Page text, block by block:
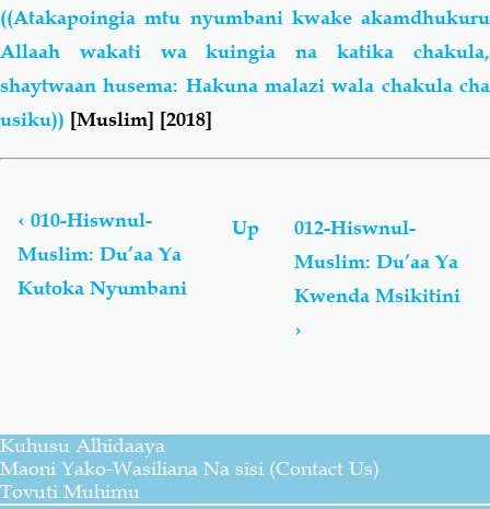
((Atakapoingia mtu nyumbani kwake akamdhukuru
Allaah wakati wa kuingia na katika chakula,
shaytwaan husema: Hakuna malazi wala chakula cha
usiku)) [Muslim] [2018]
links
for
Hiswnul-
Muslim:
Kwa
Kusikiliza
(Toleo
‹ 010-Hiswnul-
Muslim: Du’aa Ya
Kutoka Nyumbani
Up
012-Hiswnul-
Muslim: Du’aa Ya
Kwenda Msikitini
›
Kuhusu Alhidaaya
Maoni Yako-Wasiliana Na sisi (Contact Us)
Tovuti Muhimu